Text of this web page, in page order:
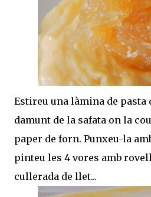
Estireu una làmina de pasta
damunt de la safata on la
paper de forn. Punxeu-la
pinteu les 4 vores amb
cullerada de llet...